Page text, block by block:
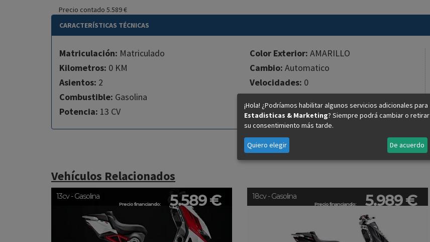
Precio contado 5.589 €
CARACTERÍSTICAS TÉCNICAS
Matriculación: Matriculado
Kilometros: 0 KM
Asientos: 2
Combustible: Gasolina
Potencia: 13 CV
Color Exterior: AMARILLO
Cambio: Automatico
Velocidades: 0
Cilindros:1
Cilindrada:125 cc.
Vehículos Relacionados
Precio financiando: 5.589 €
13cv - Gasolina
Precio financiando: 5.989 €
18cv - Gasolina
¡Hola! ¿Podríamos habilitar algunos servicios adicionales para
Estadisticas & Marketing? Siempre podrá cambiar o retirar
su consentimiento más tarde.
Quiero elegir De acuerdo